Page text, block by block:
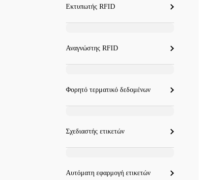
Εκτυπωτής RFID
Αναγνώστης RFID
Φορητό τερματικό δεδομένων
Σχεδιαστής ετικετών
Αυτόματη εφαρμογή ετικετών